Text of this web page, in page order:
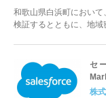
和歌山県白浜町におい
検証するとともに、地
セ
株